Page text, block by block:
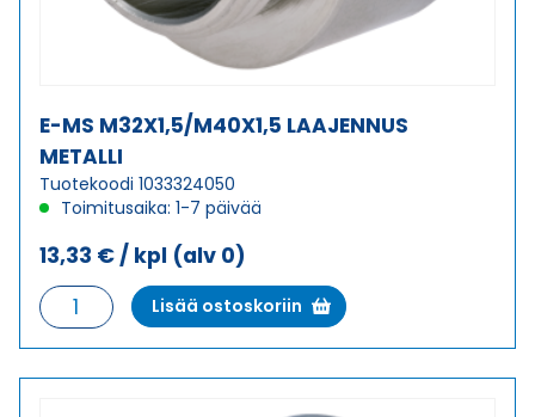
E-MS M32X1,5/M40X1,5 LAAJENNUS
METALLI
Tuotekoodi 1033324050
Toimitusaika: 1-7 päivää
13,33 € / kpl (alv 0)
E-
MS
M32X1,5/M40X1,5
Lisää ostoskoriin